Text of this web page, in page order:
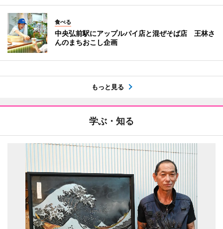
食べる
中央弘前駅にアップルパイ店と混ぜそば店 王林さ
んのまちおこし企画
もっと見る
学ぶ・知る